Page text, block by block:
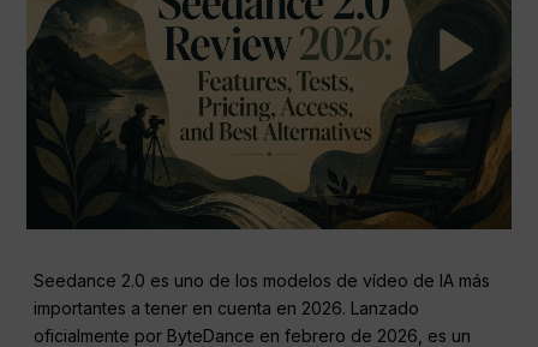
Seedance 2.0 es uno de los modelos de vídeo de IA más
importantes a tener en cuenta en 2026. Lanzado
oficialmente por ByteDance en febrero de 2026, es un